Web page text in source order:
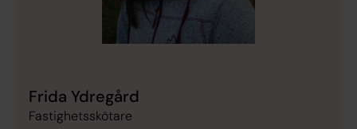
Frida Ydregård
Fastighetsskötare